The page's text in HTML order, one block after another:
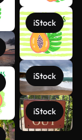
iStock
iStock
iStock